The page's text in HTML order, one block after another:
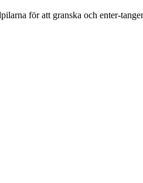
för att granska och enter-